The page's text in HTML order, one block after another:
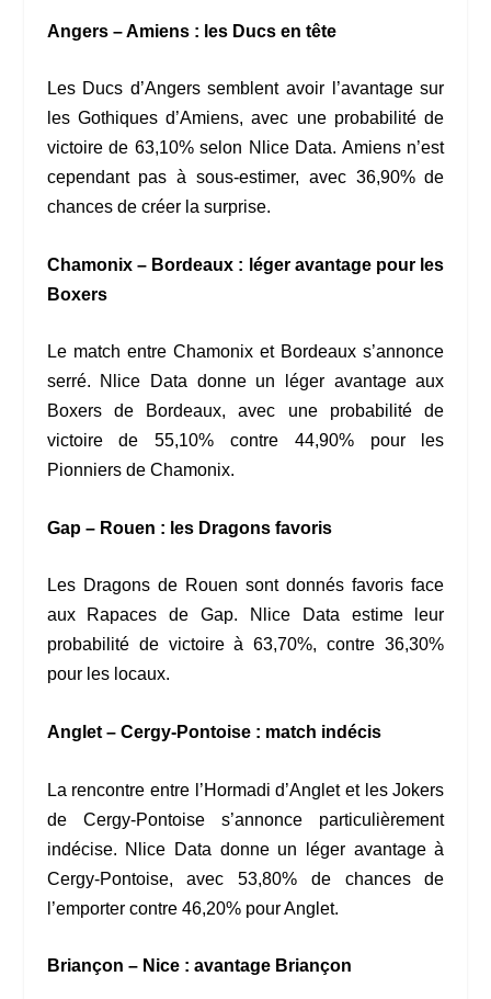
Angers – Amiens : les Ducs en tête
Les Ducs d’Angers semblent avoir l’avantage sur
les Gothiques d’Amiens, avec une probabilité de
victoire de 63,10% selon Nlice Data. Amiens n’est
cependant pas à sous-estimer, avec 36,90% de
chances de créer la surprise.
Chamonix – Bordeaux : léger avantage pour les
Boxers
Le match entre Chamonix et Bordeaux s’annonce
serré. Nlice Data donne un léger avantage aux
Boxers de Bordeaux, avec une probabilité de
victoire de 55,10% contre 44,90% pour les
Pionniers de Chamonix.
Gap – Rouen : les Dragons favoris
Les Dragons de Rouen sont donnés favoris face
aux Rapaces de Gap. Nlice Data estime leur
probabilité de victoire à 63,70%, contre 36,30%
pour les locaux.
Anglet – Cergy-Pontoise : match indécis
La rencontre entre l’Hormadi d’Anglet et les Jokers
de Cergy-Pontoise s’annonce particulièrement
indécise. Nlice Data donne un léger avantage à
Cergy-Pontoise, avec 53,80% de chances de
l’emporter contre 46,20% pour Anglet.
Briançon – Nice : avantage Briançon